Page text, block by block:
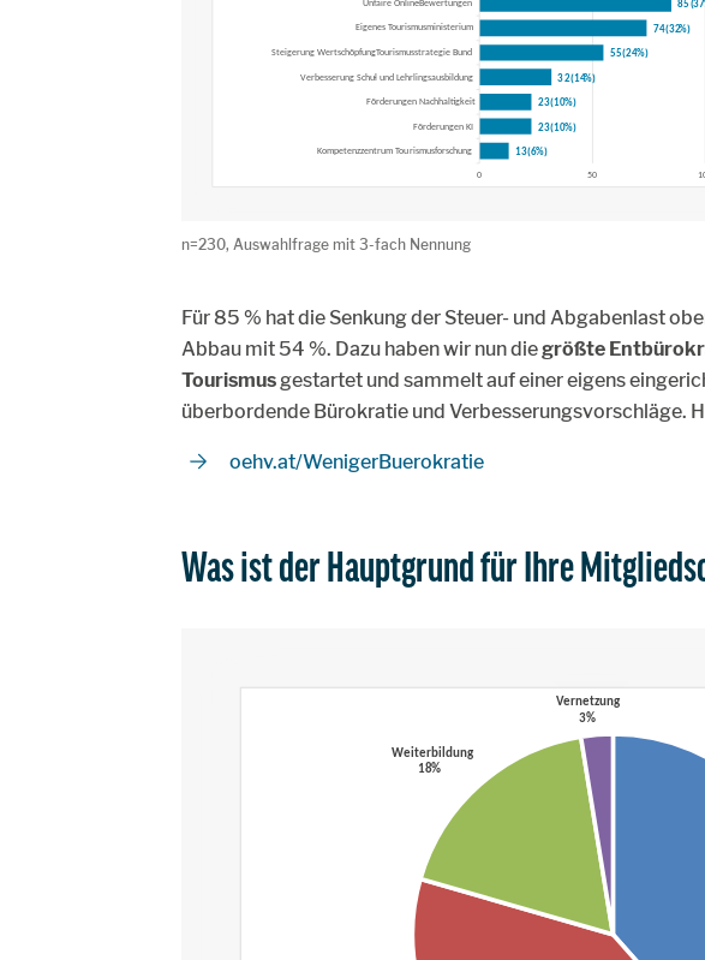
n=230, Auswahlfrage mit 3-fach Nennung
Für 85 % hat die Senkung der Steuer- und Abgabenlast
Abbau mit 54 %. Dazu haben wir nun diegrößte
Tourismus gestartet und sammelt auf einer eigens
überbordende Bürokratie und Verbesserungsvorschläge.
oehv.at/WenigerBuerokratie
Was ist der Hauptgrund für Ihre